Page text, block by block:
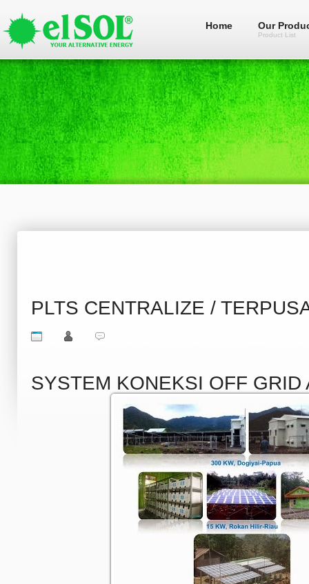
Home Our
Product List
PLTS CENTRALIZE /
SYSTEM KONEKSI OFF